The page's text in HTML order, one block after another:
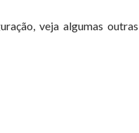
veja algumas outras